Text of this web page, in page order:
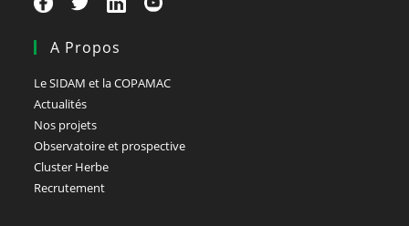
A Propos
Le SIDAM et la COPAMAC
Actualités
Nos projets
Observatoire et prospective
Cluster Herbe
Recrutement